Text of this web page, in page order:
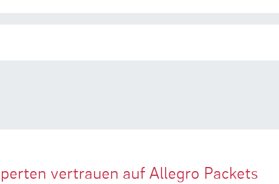
vertrauen auf Allegro Packets